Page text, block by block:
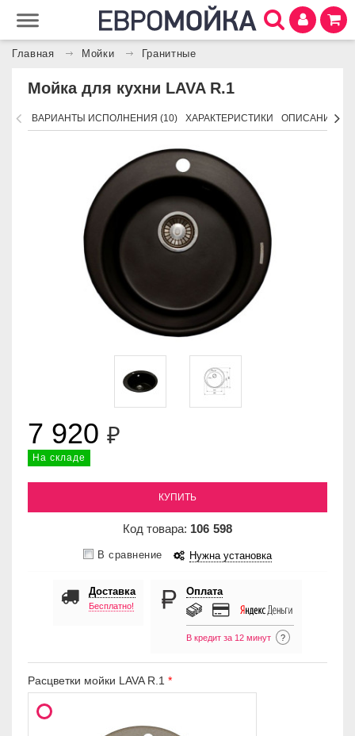
Главная Мойки Гранитные
Мойка для кухни LAVA R.1
ВАРИАНТЫ ИСПОЛНЕНИЯ (10) ХАРАКТЕРИСТИКИ ОПИСАНИЕ
7 920 ₽
На складе
КУПИТЬ
Код товара: 106 598
В сравнение Нужна установка
Доставка
Бесплатно!
Оплата
В кредит за 12 минут ?
Расцветки мойки LAVA R.1